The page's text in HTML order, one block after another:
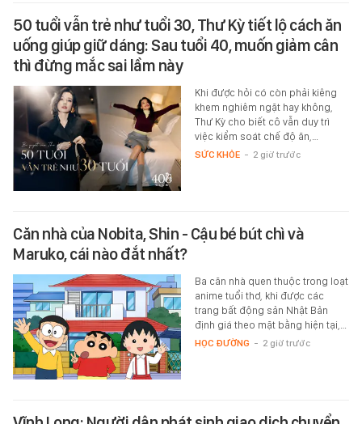
50 tuổi vẫn trẻ như tuổi 30, Thư Kỳ tiết lộ cách ăn
uống giúp giữ dáng: Sau tuổi 40, muốn giảm cân
thì đừng mắc sai lầm này
Khi được hỏi có còn phải kiêng
khem nghiêm ngặt hay không,
Thư Kỳ cho biết cô vẫn duy trì
việc kiểm soát chế độ ăn,…
SỨC KHỎE - 2 giờ trước
Căn nhà của Nobita, Shin - Cậu bé bút chì và
Maruko, cái nào đắt nhất?
Ba căn nhà quen thuộc trong loạt
anime tuổi thơ, khi được các
trang bất động sản Nhật Bản
định giá theo mặt bằng hiện tại,…
HỌC ĐƯỜNG - 2 giờ trước